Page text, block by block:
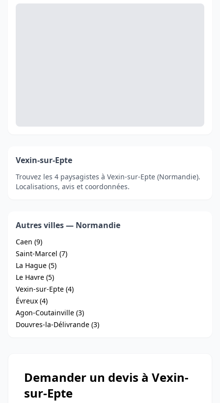
Vexin-sur-Epte
Trouvez les 4 paysagistes à Vexin-sur-Epte (Normandie).
Localisations, avis et coordonnées.
Autres villes — Normandie
Caen (9)
Saint-Marcel (7)
La Hague (5)
Le Havre (5)
Vexin-sur-Epte (4)
Évreux (4)
Agon-Coutainville (3)
Douvres-la-Délivrande (3)
Demander un devis à Vexin-
sur-Epte